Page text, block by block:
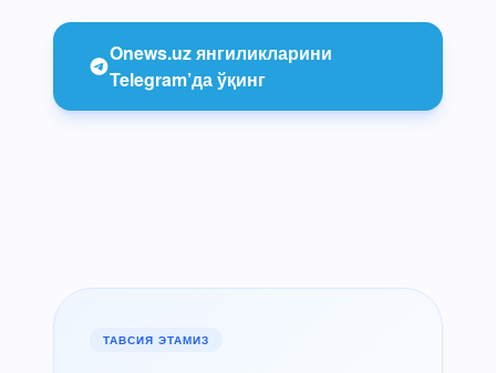
Onews.uz янгиликларини
Telegram’да ўқинг
ТАВСИЯ ЭТАМИЗ